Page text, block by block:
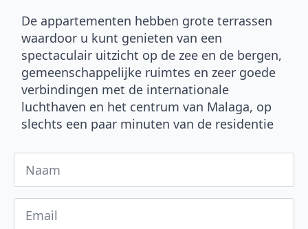
De appartementen hebben grote terrassen
waardoor u kunt genieten van een
spectaculair uitzicht op de zee en de bergen,
gemeenschappelijke ruimtes en zeer goede
verbindingen met de internationale
luchthaven en het centrum van Malaga, op
slechts een paar minuten van de residentie